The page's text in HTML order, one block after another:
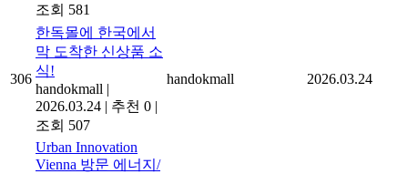
조회 581
306
한독몰에 한국에서
막 도착한 신상품 소
식!
handokmall |
2026.03.24 | 추천 0 |
조회 507
handokmall 2026.03.24
Urban Innovation
Vienna 방문 에너지/